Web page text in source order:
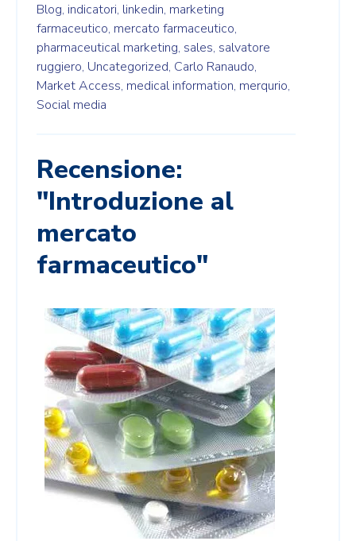
Blog, indicatori, linkedin, marketing
farmaceutico, mercato farmaceutico,
pharmaceutical marketing, sales, salvatore
ruggiero, Uncategorized, Carlo Ranaudo,
Market Access, medical information, merqurio,
Social media
Recensione:
"Introduzione al
mercato
farmaceutico"